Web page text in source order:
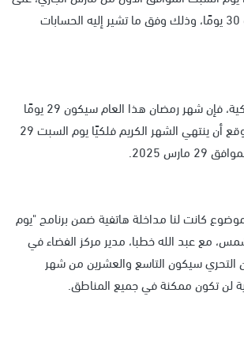
أن يستمر لمدة 29 أو 30 يومًا، وذلك وفق ما تشير إليه الحسابات
ووفقًا للحسابات الفلكية، فإن شهر رمضان هذا العام سيكون 29 يومًا
فقط، أي أنه من المتوقع أن ينتهي الشهر الكريم فلكيًا يوم السبت 29
كانت لنا مداخلة هاتفية ضمن برنامج "يوم
مع عبد الله خطبا، مدير مركز الفضاء في
التحري سيكون التاسع والعشرين من شهر
لن تكون ممكنة في جميع المناطق.